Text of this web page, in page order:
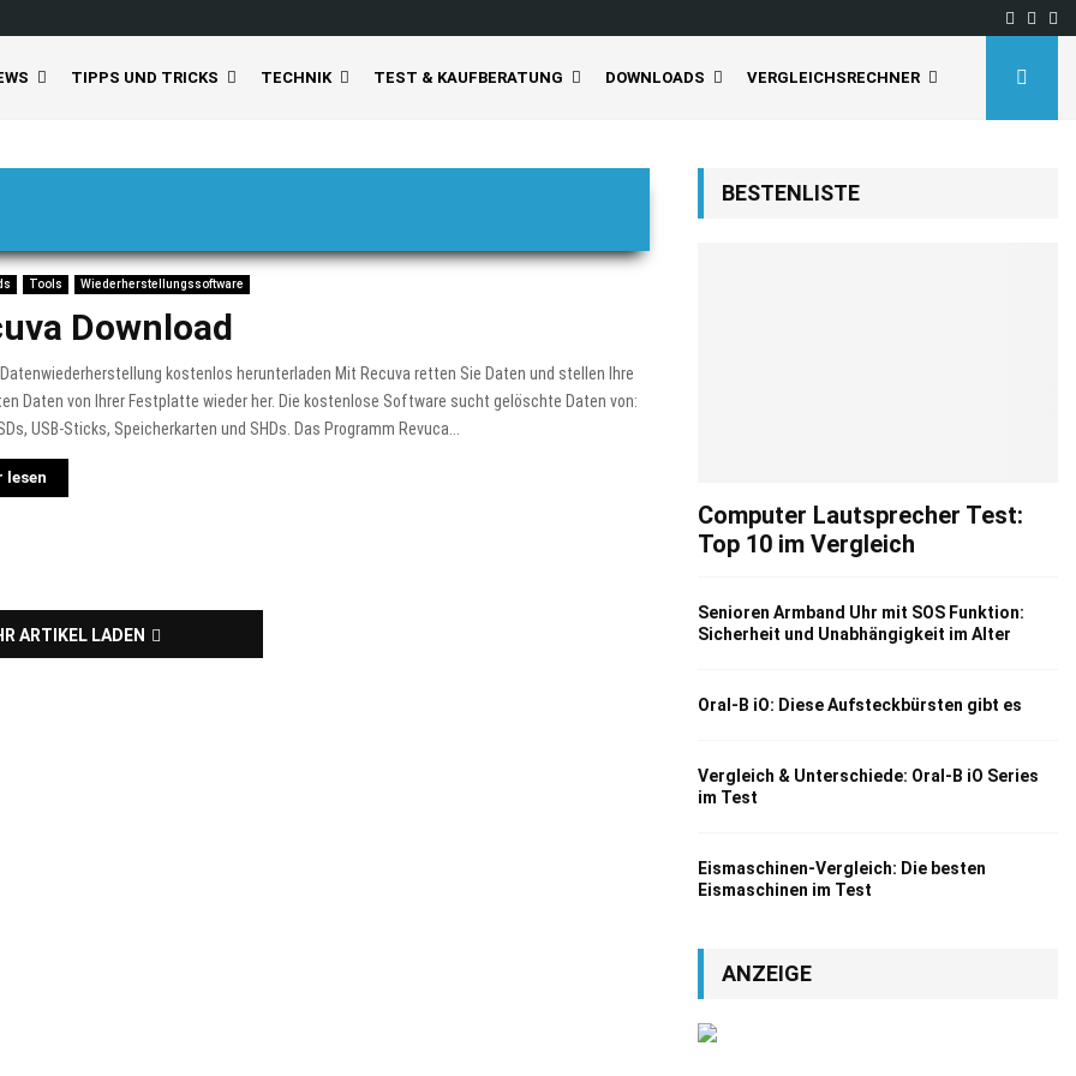
TIPPS UND TRICKS TECHNIK TEST & KAUFBERATUNG DOWNLOADS VERGLEICHSRECHNER
Tools Wiederherstellungssoftware
Download
kostenlos herunterladen Mit Recuva retten Sie Daten und stellen Ihre
Daten von Ihrer Festplatte wieder her. Die kostenlose Software sucht gelöschte Daten von:
USB-Sticks, Speicherkarten und SHDs. Das Programm Revuca...
lesen
ARTIKEL LADEN
BESTENLISTE
Computer Lautsprecher Test:
Top 10 im Vergleich
Senioren Armband Uhr mit SOS Funktion:
Sicherheit und Unabhängigkeit im Alter
Oral-B iO: Diese Aufsteckbürsten gibt es
Vergleich & Unterschiede: Oral-B iO Series
im Test
Eismaschinen-Vergleich: Die besten
Eismaschinen im Test
ANZEIGE